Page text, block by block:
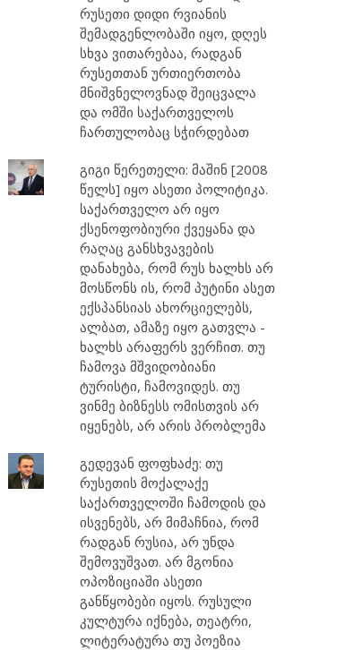
რუსეთი დიდი რვიანის
შემადგენლობაში იყო, დღეს
სხვა ვითარებაა, რადგან
რუსეთთან ურთიერთობა
მნიშვნელოვნად შეიცვალა
და ომში საქართველოს
ჩართულობაც სჭირდებათ
გიგი წერეთელი: მაშინ [2008
წელს] იყო ასეთი პოლიტიკა.
საქართველო არ იყო
ქსენოფობიური ქვეყანა და
რაღაც განსხვავების
დანახება, რომ რუს ხალხს არ
მოსწონს ის, რომ პუტინი ასეთ
ექსპანსიას ახორციელებს,
ალბათ, ამაზე იყო გათვლა -
ხალხს არაფერს ვერჩით. თუ
ჩამოვა მშვიდობიანი
ტურისტი, ჩამოვიდეს. თუ
ვინმე ბიზნესს ომისთვის არ
იყენებს, არ არის პრობლემა
გედევან ფოფხაძე: თუ
რუსეთის მოქალაქე
საქართველოში ჩამოდის და
ისვენებს, არ მიმაჩნია, რომ
რადგან რუსია, არ უნდა
შემოვუშვათ. არ მგონია
ოპოზიციაში ასეთი
განწყობები იყოს. რუსული
კულტურა იქნება, თეატრი,
ლიტერატურა თუ პოეზია